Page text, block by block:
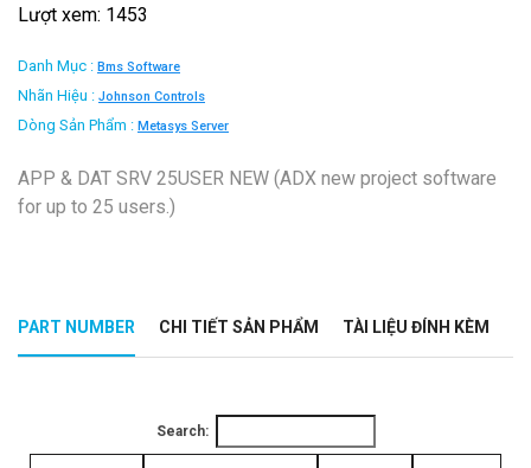
Lượt xem: 1453
Danh Mục : Bms Software
Nhãn Hiệu : Johnson Controls
Dòng Sản Phẩm : Metasys Server
APP & DAT SRV 25USER NEW (ADX new project software
for up to 25 users.)
PART NUMBER CHI TIẾT SẢN PHẨM TÀI LIỆU ĐÍNH KÈM
Search: